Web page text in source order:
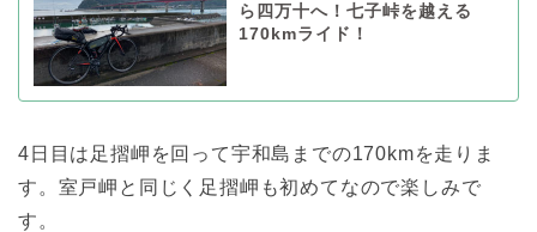
ら四万十へ！七子峠を越える
170kmライド！
4日目は足摺岬を回って宇和島までの170kmを走りま
す。室戸岬と同じく足摺岬も初めてなので楽しみで
す。